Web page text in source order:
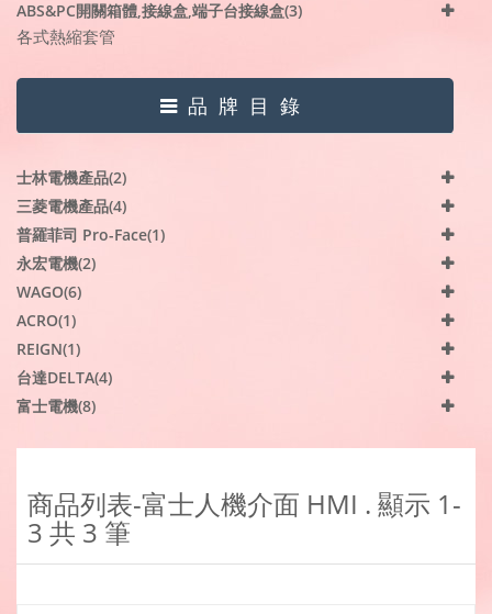
ABS&PC開關箱體,接線盒,端子台接線盒(3)
各式熱縮套管
品牌目錄
士林電機產品(2)
三菱電機產品(4)
普羅菲司 Pro-Face(1)
永宏電機(2)
WAGO(6)
ACRO(1)
REIGN(1)
台達DELTA(4)
富士電機(8)
商品列表-富士人機介面 HMI . 顯示 1-
3 共 3 筆